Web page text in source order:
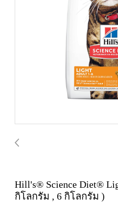
Hill's® Science Diet®
กิโลกรัม , 6 กิโลกรัม )